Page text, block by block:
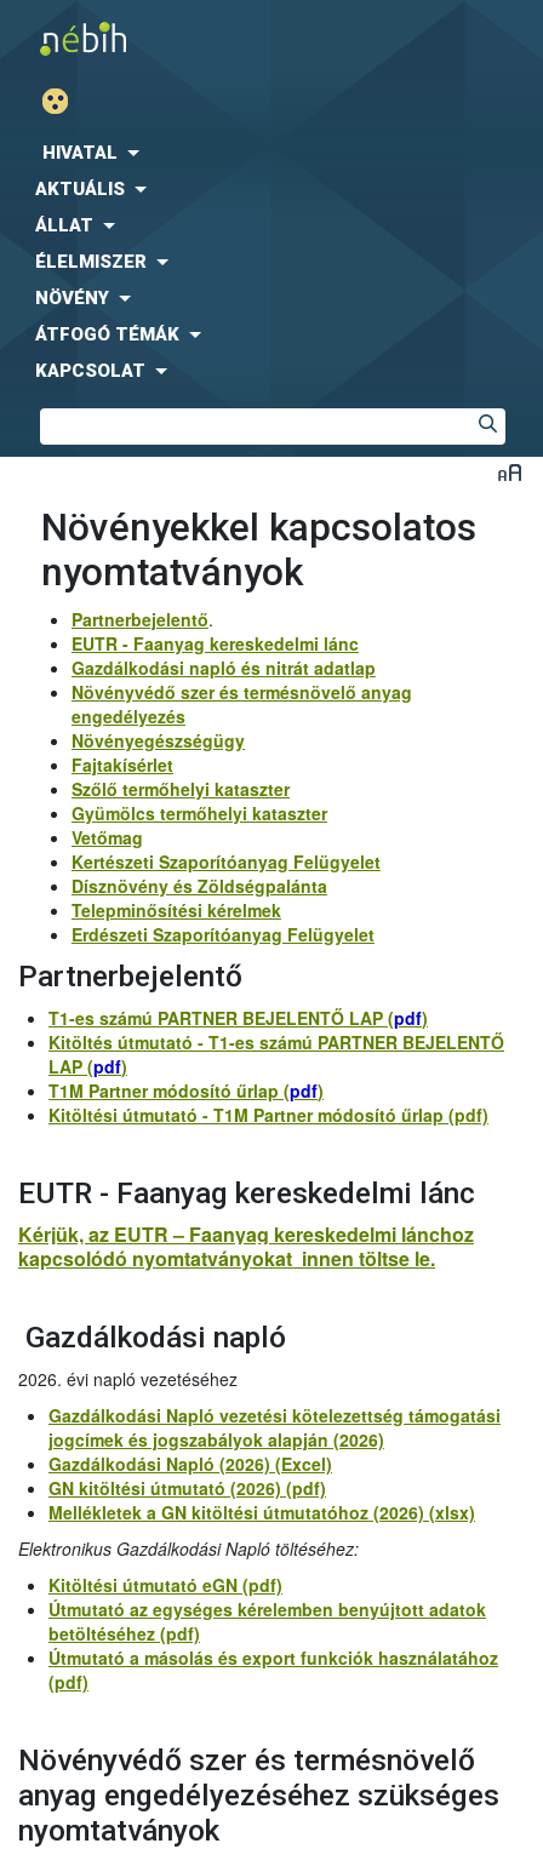
HIVATAL
AKTUÁLIS
ÁLLAT
ÉLELMISZER
NÖVÉNY
ÁTFOGÓ TÉMÁK
KAPCSOLAT
Növényekkel kapcsolatos
nyomtatványok
Partnerbejelentő.
EUTR - Faanyag kereskedelmi lánc
Gazdálkodási napló és nitrát adatlap
Növényvédő szer és termésnövelő anyag
engedélyezés
Növényegészségügy
Fajtakísérlet
Szőlő termőhelyi kataszter
Gyümölcs termőhelyi kataszter
Vetőmag
Kertészeti Szaporítóanyag Felügyelet
Dísznövény és Zöldségpalánta
Telepminősítési kérelmek
Erdészeti Szaporítóanyag Felügyelet
Partnerbejelentő
T1-es számú PARTNER BEJELENTŐ LAP (pdf)
Kitöltés útmutató - T1-es számú PARTNER BEJELENTŐ
LAP (pdf)
T1M Partner módosító űrlap (pdf)
Kitöltési útmutató - T1M Partner módosító űrlap (pdf)
EUTR - Faanyag kereskedelmi lánc
Kérjük, az EUTR – Faanyag kereskedelmi lánchoz
kapcsolódó nyomtatványokat innen töltse le.
Gazdálkodási napló
2026. évi napló vezetéséhez
Gazdálkodási Napló vezetési kötelezettség támogatási
jogcímek és jogszabályok alapján (2026)
Gazdálkodási Napló (2026) (Excel)
GN kitöltési útmutató (2026) (pdf)
Mellékletek a GN kitöltési útmutatóhoz (2026) (xlsx)
Elektronikus Gazdálkodási Napló töltéséhez:
Kitöltési útmutató eGN (pdf)
Útmutató az egységes kérelemben benyújtott adatok
betöltéséhez (pdf)
Útmutató a másolás és export funkciók használatához
(pdf)
Növényvédő szer és termésnövelő
anyag engedélyezéséhez szükséges
nyomtatványok